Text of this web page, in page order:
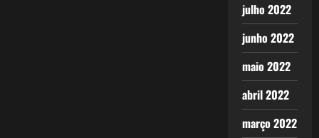
julho 2022
junho 2022
maio 2022
abril 2022
março 2022